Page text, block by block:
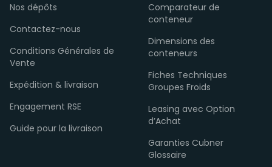
Nos dépôts
Contactez-nous
Conditions Générales de
Vente
Expédition & livraison
Engagement RSE
Guide pour la livraison
Comparateur de
conteneur
Dimensions des
conteneurs
Fiches Techniques
Groupes Froids
Leasing avec Option
d’Achat
Garanties Cubner
Glossaire